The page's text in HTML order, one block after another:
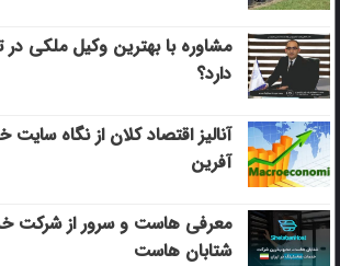
مشاوره با بهترین وکیل ملکی در
دارد؟
آنالیز اقتصاد کلان از نگاه
آفرین
معرفی هاست و سرور از شرکت
شتابان هاست